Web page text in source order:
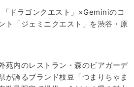
ドラゴンクエスト」×Geminiのコ
ト「ジェミニクエスト」を渋谷・原
苑内のレストラン・森のビアガーデ
が誇るブランド枝豆「つまりちゃま